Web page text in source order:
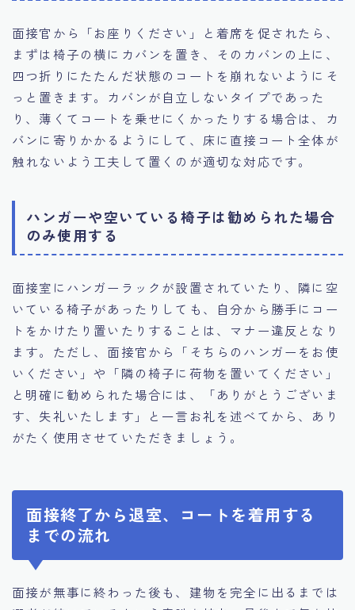
面接官から「お座りください」と着席を促されたら、
まずは椅子の横にカバンを置き、そのカバンの上に、
四つ折りにたたんだ状態のコートを崩れないようにそ
っと置きます。カバンが自立しないタイプであった
り、薄くてコートを乗せにくかったりする場合は、カ
バンに寄りかかるようにして、床に直接コート全体が
触れないよう工夫して置くのが適切な対応です。
ハンガーや空いている椅子は勧められた場合
のみ使用する
面接室にハンガーラックが設置されていたり、隣に空
いている椅子があったりしても、自分から勝手にコー
トをかけたり置いたりすることは、マナー違反となり
ます。ただし、面接官から「そちらのハンガーをお使
いください」や「隣の椅子に荷物を置いてください」
と明確に勧められた場合には、「ありがとうございま
す、失礼いたします」と一言お礼を述べてから、あり
がたく使用させていただきましょう。
面接終了から退室、コートを着用する
までの流れ
面接が無事に終わった後も、建物を完全に出るまでは